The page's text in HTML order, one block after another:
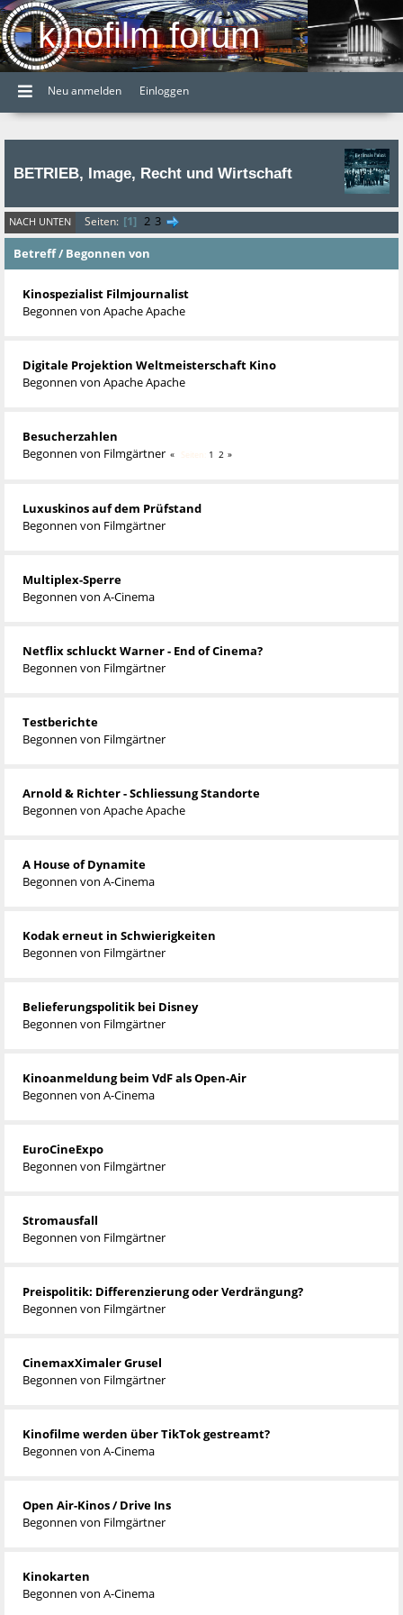
kinofilm forum
Neu anmelden Einloggen
BETRIEB, Image, Recht und Wirtschaft
NACH UNTEN Seiten 1 2 3
Betreff/ Begonnen von
Kinospezialist Filmjournalist
Begonnen von Apache Apache
Digitale Projektion Weltmeisterschaft Kino
Begonnen von Apache Apache
Besucherzahlen
Begonnen von Filmgärtner Seiten 1 2
Luxuskinos auf dem Prüfstand
Begonnen von Filmgärtner
Multiplex-Sperre
Begonnen von A-Cinema
Netflix schluckt Warner - End of Cinema?
Begonnen von Filmgärtner
Testberichte
Begonnen von Filmgärtner
Arnold & Richter - Schliessung Standorte
Begonnen von Apache Apache
A House of Dynamite
Begonnen von A-Cinema
Kodak erneut in Schwierigkeiten
Begonnen von Filmgärtner
Belieferungspolitik bei Disney
Begonnen von Filmgärtner
Kinoanmeldung beim VdF als Open-Air
Begonnen von A-Cinema
EuroCineExpo
Begonnen von Filmgärtner
Stromausfall
Begonnen von Filmgärtner
Preispolitik: Differenzierung oder Verdrängung?
Begonnen von Filmgärtner
CinemaxXimaler Grusel
Begonnen von Filmgärtner
Kinofilme werden über TikTok gestreamt?
Begonnen von A-Cinema
Open Air-Kinos / Drive Ins
Begonnen von Filmgärtner
Kinokarten
Begonnen von A-Cinema